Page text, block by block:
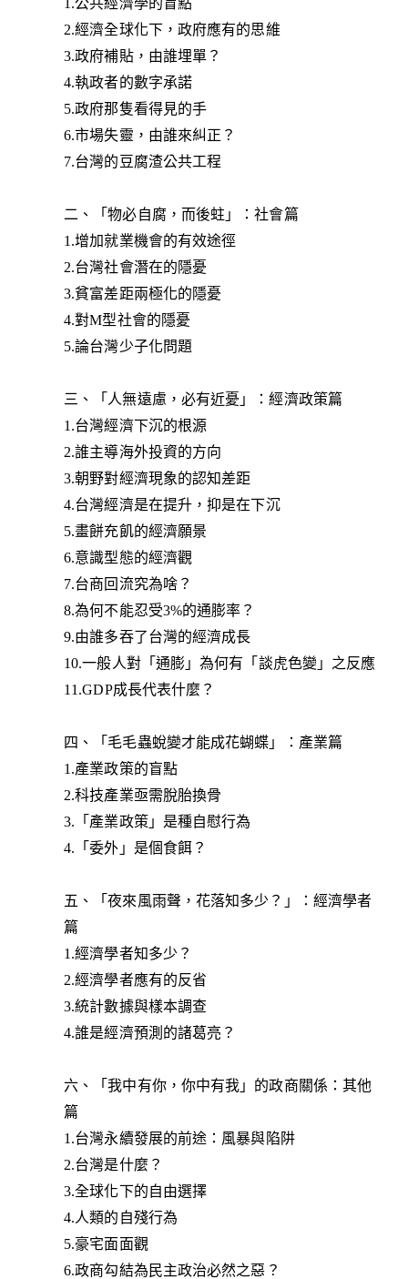
2.經濟全球化下，政府應有的思維
3.政府補貼，由誰埋單？
4.執政者的數字承諾
5.政府那隻看得見的手
6.市場失靈，由誰來糾正？
7.台灣的豆腐渣公共工程
二、「物必自腐，而後蛀」：社會篇
1.增加就業機會的有效途徑
2.台灣社會潛在的隱憂
3.貧富差距兩極化的隱憂
4.對M型社會的隱憂
5.論台灣少子化問題
三、「人無遠慮，必有近憂」：經濟政策篇
1.台灣經濟下沉的根源
2.誰主導海外投資的方向
3.朝野對經濟現象的認知差距
4.台灣經濟是在提升，抑是在下沉
5.畫餅充飢的經濟願景
6.意識型態的經濟觀
7.台商回流究為啥？
8.為何不能忍受3%的通膨率？
9.由誰多吞了台灣的經濟成長
10.一般人對「通膨」為何有「談虎色變」之反應
11.GDP成長代表什麼？
四、「毛毛蟲蛻變才能成花蝴蝶」：產業篇
1.產業政策的盲點
2.科技產業亟需脫胎換骨
3.「產業政策」是種自慰行為
4.「委外」是個食餌？
五、「夜來風雨聲，花落知多少？」：經濟學者
篇
1.經濟學者知多少？
2.經濟學者應有的反省
3.統計數據與樣本調查
4.誰是經濟預測的諸葛亮？
六、「我中有你，你中有我」的政商關係：其他
篇
1.台灣永續發展的前途：風暴與陷阱
2.台灣是什麼？
3.全球化下的自由選擇
4.人類的自殘行為
5.豪宅面面觀
6.政商勾結為民主政治必然之惡？